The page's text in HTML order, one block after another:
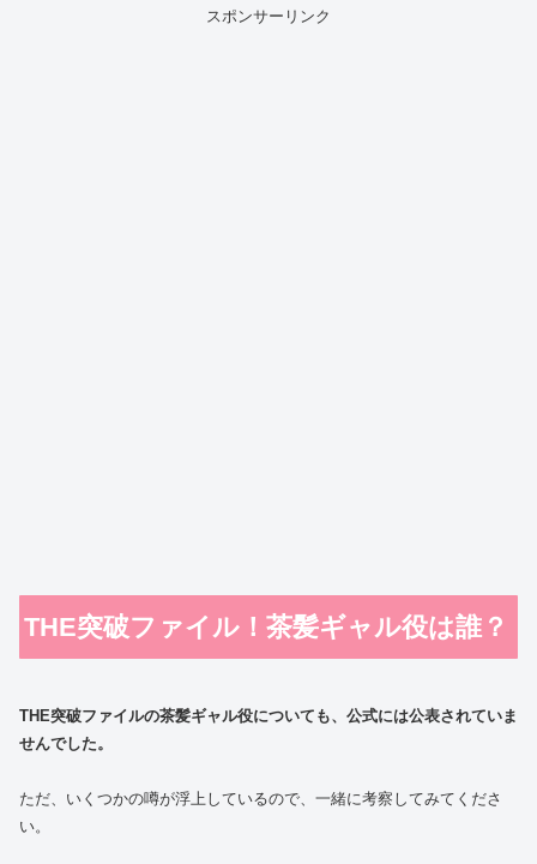
スポンサーリンク
THE突破ファイル！茶髪ギャル役は誰？
THE突破ファイルの茶髪ギャル役についても、公式には公表されていま
せんでした。
ただ、いくつかの噂が浮上しているので、一緒に考察してみてくださ
い。